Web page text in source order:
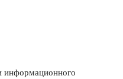
информационного